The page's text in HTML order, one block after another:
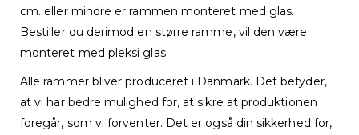
cm. eller mindre er rammen monteret med glas.
Bestiller du derimod en større ramme, vil den være
monteret med pleksi glas.
Alle rammer bliver produceret i Danmark. Det betyder,
at vi har bedre mulighed for, at sikre at produktionen
foregår, som vi forventer. Det er også din sikkerhed for,